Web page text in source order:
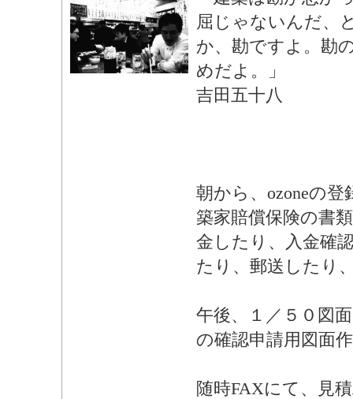
屈じゃないんだ、
か、勘ですよ。勘
めだよ。」
吉田五十八
朝から、ozoneの
築家賠償保険の書
金したり、入金確
たり、郵送したり
午後、１／５０図
の確認申請用図面
随時FAXにて、見